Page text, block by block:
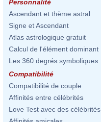
Personnalité
Ascendant et thème astral
Signe et Ascendant
Atlas astrologique gratuit
Calcul de l'élément dominant
Les 360 degrés symboliques
Compatibilité
Compatibilité de couple
Affinités entre célébrités
Love Test avec des célébrités